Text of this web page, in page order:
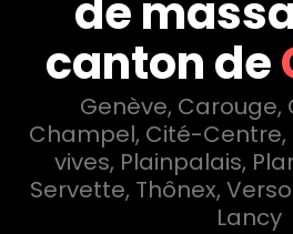
de
canton de
Genève, Carouge,
Champel, Cité-Centre,
vives, Plainpalais,
Servette, Thônex,
Lancy